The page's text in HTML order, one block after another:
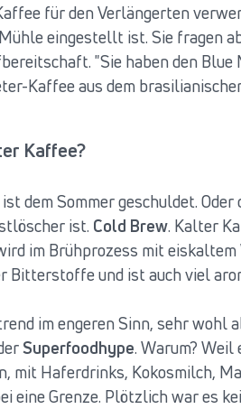
für den Verlängerten
eingestellt ist. Sie fragen
"Sie haben den Blue
Kaffee aus dem
Kaffee?
dem Sommer geschuldet.
ist. Cold Brew. Kalter
im Brühprozess mit
Bitterstoffe und ist auch viel
im engeren Sinn, sehr wohl
Superfoodhype. Warum?
mit Haferdrinks, Kokosmilch,
eine Grenze. Plötzlich war es